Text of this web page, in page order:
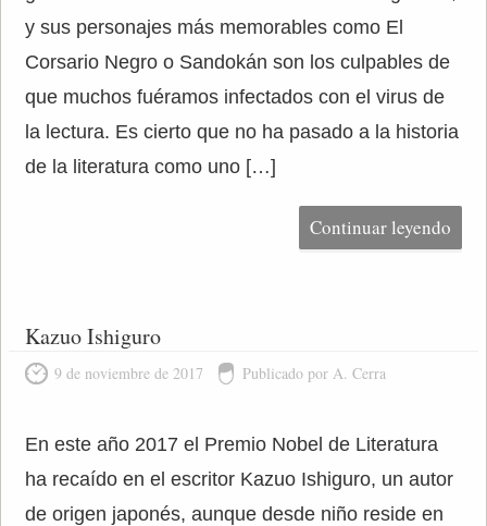
y sus personajes más memorables como El
Corsario Negro o Sandokán son los culpables de
que muchos fuéramos infectados con el virus de
la lectura. Es cierto que no ha pasado a la historia
de la literatura como uno […]
Continuar leyendo
Kazuo Ishiguro
9 de noviembre de 2017 Publicado por A. Cerra
En este año 2017 el Premio Nobel de Literatura
ha recaído en el escritor Kazuo Ishiguro, un autor
de origen japonés, aunque desde niño reside en